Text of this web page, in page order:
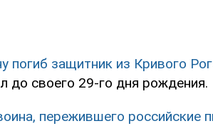
погиб защитник из Кривого
своего 29-го дня рождения.
пережившего российские